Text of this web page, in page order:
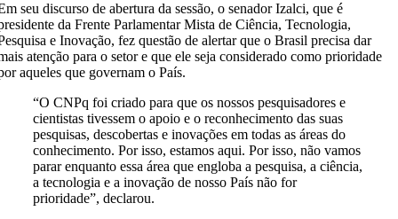
seu discurso de abertura da sessão, o senador Izalci, que é
da Frente Parlamentar Mista de Ciência, Tecnologia,
e Inovação, fez questão de alertar que o Brasil precisa dar
atenção para o setor e que ele seja considerado como prioridade
aqueles que governam o País.
“O CNPq foi criado para que os nossos pesquisadores e
cientistas tivessem o apoio e o reconhecimento das suas
pesquisas, descobertas e inovações em todas as áreas do
conhecimento. Por isso, estamos aqui. Por isso, não vamos
parar enquanto essa área que engloba a pesquisa, a ciência,
a tecnologia e a inovação de nosso País não for
prioridade”, declarou.